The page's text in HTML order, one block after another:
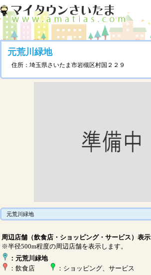
元荒川緑地
住所：埼玉県さいたま市岩槻区村国２２９
元荒川緑地
周辺店舗（飲食店・ショッピング・サービス）表示
※半径500m程度の周辺店舗を表示します。
：元荒川緑地
：飲食店
：ショッピング、サービス